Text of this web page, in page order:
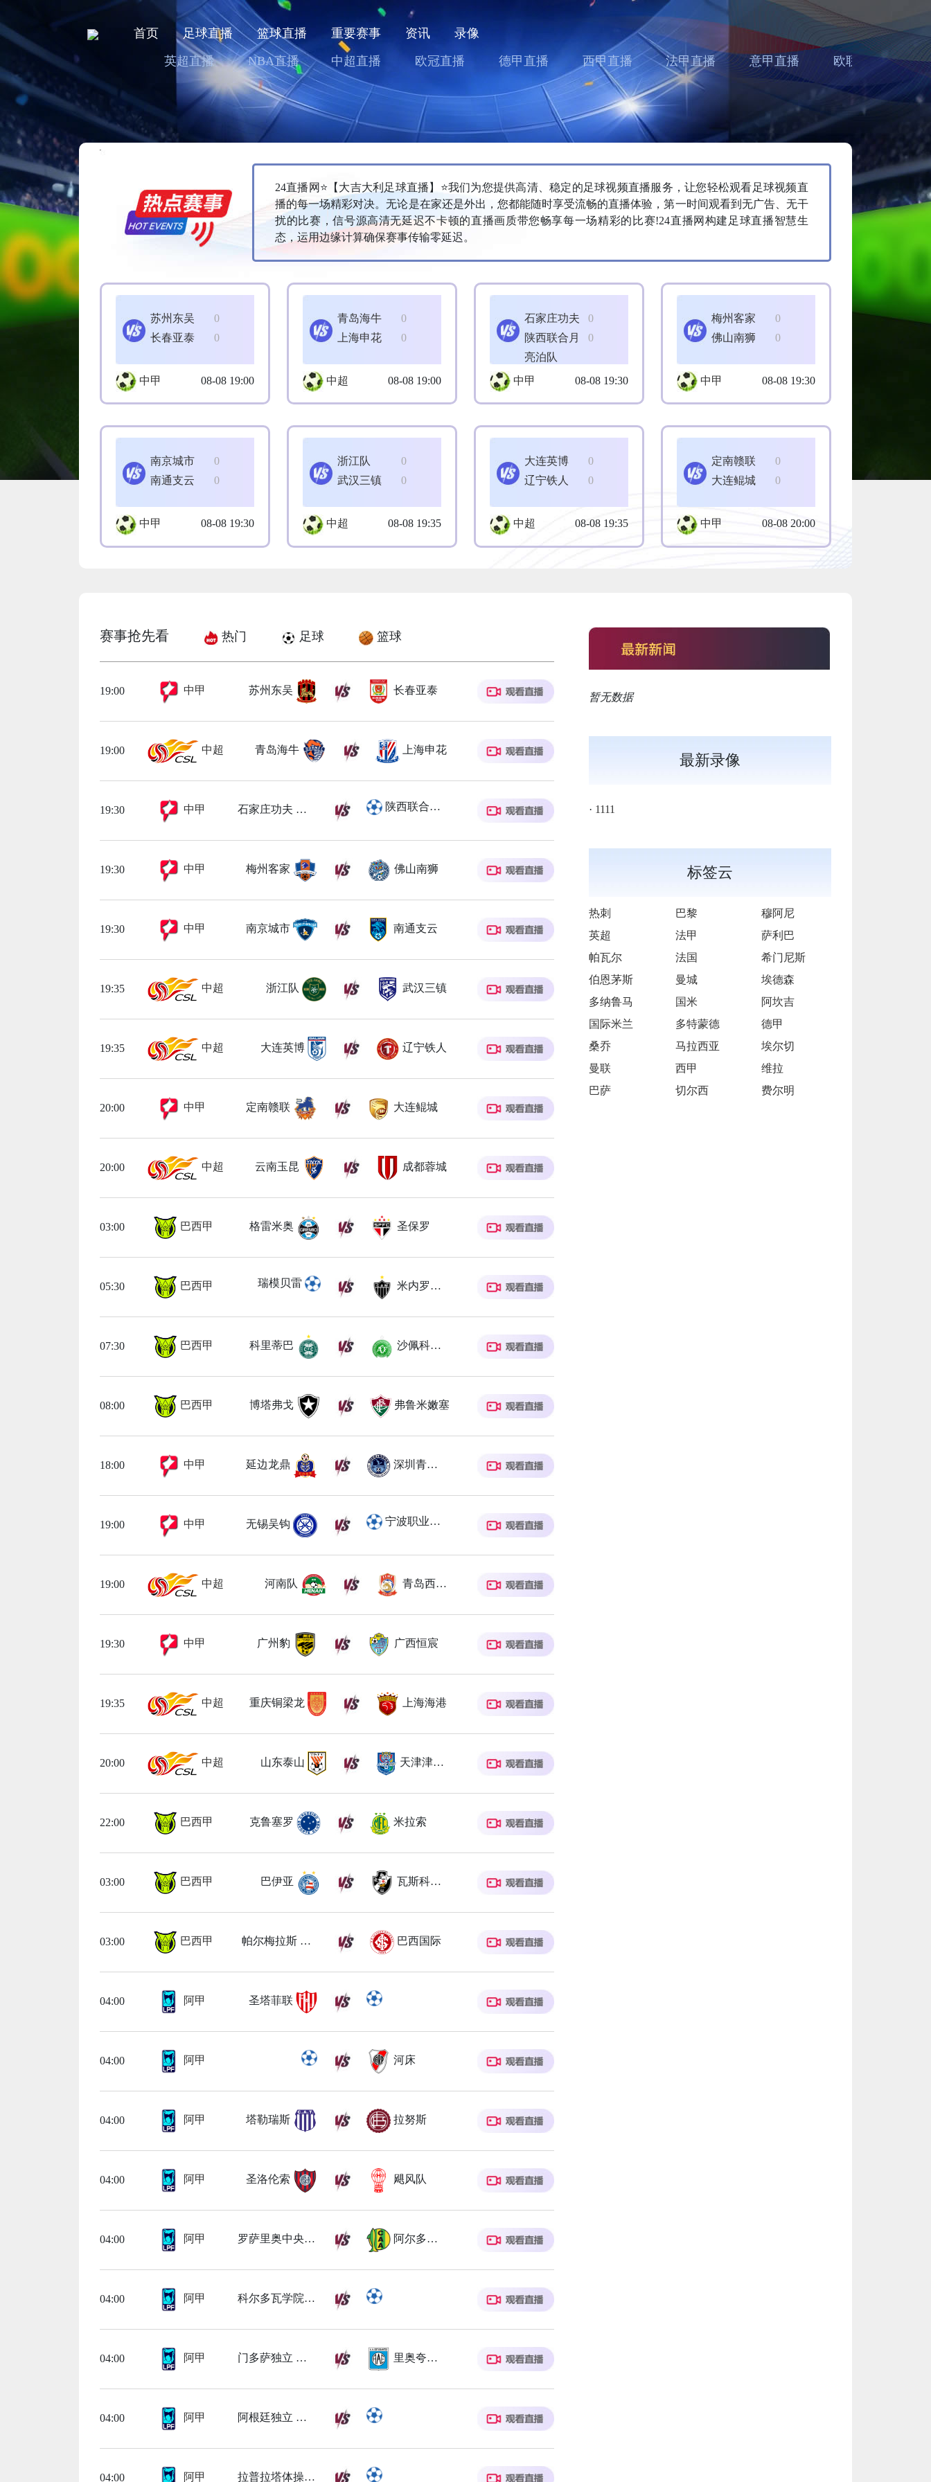
首页 足球直播 篮球直播 重要赛事 资讯 录像
英超直播 NBA直播 中超直播 欧冠直播 德甲直播 西甲直播 法甲直播 意甲直播 欧联直播
24直播网⭐️【大吉大利足球直播】⭐️我们为您提供高清、稳定的足球视频直播服务，让您轻松观看足球视频直
播的每一场精彩对决。无论是在家还是外出，您都能随时享受流畅的直播体验，第一时间观看到无广告、无干
扰的比赛，信号源高清无延迟不卡顿的直播画质带您畅享每一场精彩的比赛!24直播网构建足球直播智慧生
态，运用边缘计算确保赛事传输零延迟。
0
苏州东吴
0
长春亚泰
中甲 08-08 19:00
0
青岛海牛
0
上海申花
中超 08-08 19:00
0
石家庄功夫
0
陕西联合月
亮泊队
中甲
08-08 19:30
0
梅州客家
0
佛山南狮
中甲 08-08 19:30
0
南京城市
0
南通支云
中甲 08-08 19:30
0
浙江队
0
武汉三镇
中超 08-08 19:35
0
大连英博
0
辽宁铁人
中超 08-08 19:35
0
定南赣联
0
大连鲲城
中甲 08-08 20:00
赛事抢先看 热门 足球 篮球
19:00 中甲 苏州东吴 长春亚泰
19:00 中超 青岛海牛 上海申花
19:30 中甲 石家庄功夫 陕西联合月亮泊队
19:30 中甲 梅州客家 佛山南狮
19:30 中甲 南京城市 南通支云
19:35 中超 浙江队 武汉三镇
19:35 中超 大连英博 辽宁铁人
20:00 中甲 定南赣联 大连鲲城
20:00 中超 云南玉昆 成都蓉城
03:00 巴西甲 格雷米奥 圣保罗
05:30 巴西甲 瑞模贝雷 米内罗竞技
07:30 巴西甲 科里蒂巴 沙佩科恩斯
08:00 巴西甲 博塔弗戈 弗鲁米嫩塞
18:00 中甲 延边龙鼎 深圳青年人
19:00 中甲 无锡吴钩 宁波职业足球俱乐部
19:00 中超 河南队 青岛西海岸
19:30 中甲 广州豹 广西恒宸
19:35 中超 重庆铜梁龙 上海海港
20:00 中超 山东泰山 天津津门虎
22:00 巴西甲 克鲁塞罗 米拉索
03:00 巴西甲 巴伊亚 瓦斯科达伽马
03:00 巴西甲 帕尔梅拉斯 巴西国际
04:00 阿甲 圣塔菲联
04:00 阿甲 河床
04:00 阿甲 塔勒瑞斯 拉努斯
04:00 阿甲 圣洛伦索 飓风队
04:00 阿甲 罗萨里奥中央 阿尔多斯维
04:00 阿甲 科尔多瓦学院
04:00 阿甲 门多萨独立 里奥夸尔托学生队
04:00 阿甲 阿根廷独立
04:00 阿甲 拉普拉塔体操
暂无数据
最新录像
· 1111
标签云
热刺 巴黎
穆阿尼
英超
法甲
萨利巴
帕瓦尔
法国
希门尼斯
伯恩茅斯
曼城
埃德森
多纳鲁马
国米
阿坎吉
国际米兰
多特蒙德
德甲
桑乔
马拉西亚
埃尔切
曼联
西甲
维拉
巴萨
切尔西 费尔明